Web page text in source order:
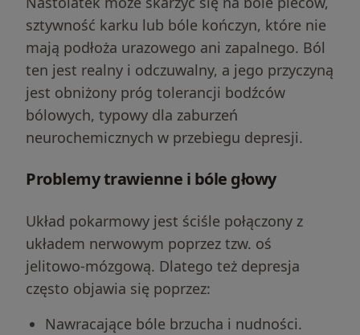
sztywność karku lub bóle kończyn, które nie
mają podłoża urazowego ani zapalnego. Ból
ten jest realny i odczuwalny, a jego przyczyną
jest obniżony próg tolerancji bodźców
bólowych, typowy dla zaburzeń
neurochemicznych w przebiegu depresji.
Problemy trawienne i bóle głowy
Układ pokarmowy jest ściśle połączony z
układem nerwowym poprzez tzw. oś
jelitowo-mózgową. Dlatego też depresja
często objawia się poprzez:
Nawracające bóle brzucha i nudności.